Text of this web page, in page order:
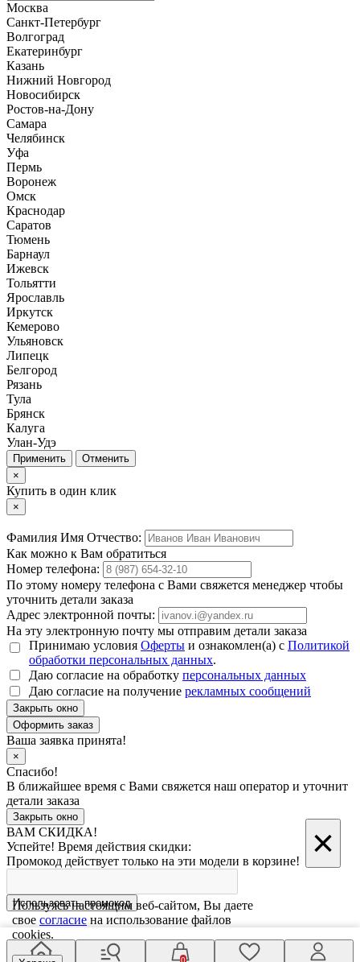
0
Пользуясь настоящим веб-сайтом, Вы даете
свое согласие на использование файлов
cookies.
Москва
Санкт-Петербург
Волгоград
Екатеринбург
Казань
Нижний Новгород
Новосибирск
Ростов-на-Дону
Самара
Челябинск
Уфа
Пермь
Воронеж
Омск
Краснодар
Саратов
Тюмень
Барнаул
Ижевск
Тольятти
Ярославль
Иркутск
Кемерово
Ульяновск
Липецк
Белгород
Рязань
Тула
Брянск
Калуга
Улан-Удэ
Отменить
×
Купить в один клик
×
Фамилия Имя Отчество:
Как можно к Вам обратиться
Номер телефона:
По этому номеру телефона с Вами свяжется менеджер чтобы
уточнить детали заказа
Адрес электронной почты:
На эту электронную почту мы отправим детали заказа
Принимаю условия Оферты и ознакомлен(а) с Политикой
обработки персональных данных.
Даю согласие на обработку персональных данных
Даю согласие на получение рекламных сообщений
Закрыть окно
Ваша заявка принята!
×
Спасибо!
В ближайшее время с Вами свяжется наш оператор и уточнит
детали заказа
Закрыть окно
×
ВАМ СКИДКА!
Успейте! Время действия скидки:
Промокод действует только на эти модели в корзине!
Использовать промокод
Введите код с картинки